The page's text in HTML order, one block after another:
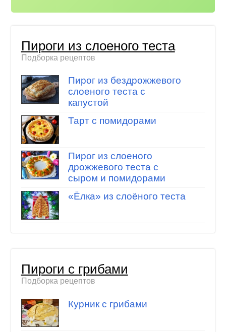
Пироги из слоеного теста
Подборка рецептов
Пирог из бездрожжевого
слоеного теста с
капустой
Тарт с помидорами
Пирог из слоеного
дрожжевого теста с
сыром и помидорами
«Ёлка» из слоёного теста
Пироги с грибами
Подборка рецептов
Курник с грибами